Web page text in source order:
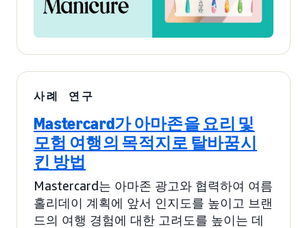
사례 연구
Mastercard가 아마존을 요리 및
모험 여행의 목적지로 탈바꿈시
킨 방법
Mastercard는 아마존 광고와 협력하여 여름
홀리데이 계획에 앞서 인지도를 높이고 브랜
드의 여행 경험에 대한 고려도를 높이는 데